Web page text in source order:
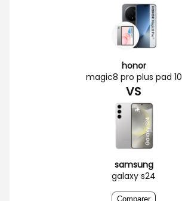
honor
magic8 pro plus pad 10
VS
samsung
galaxy s24
Comparer